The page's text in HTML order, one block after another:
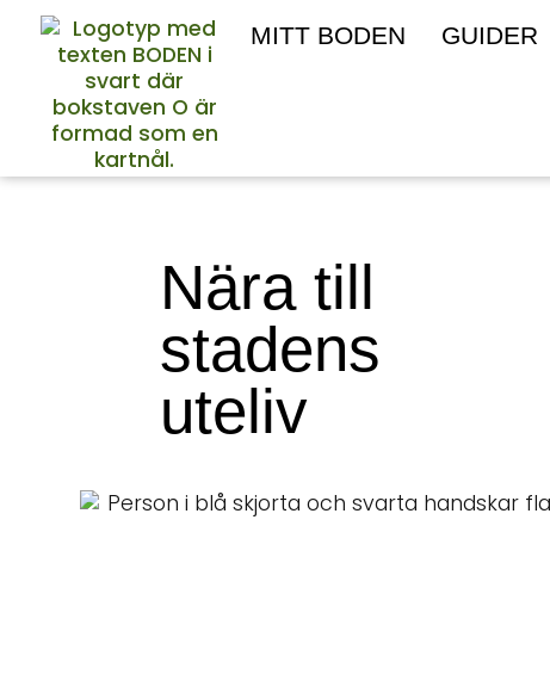
MITT BODEN GUIDER
Nära till
stadens
uteliv